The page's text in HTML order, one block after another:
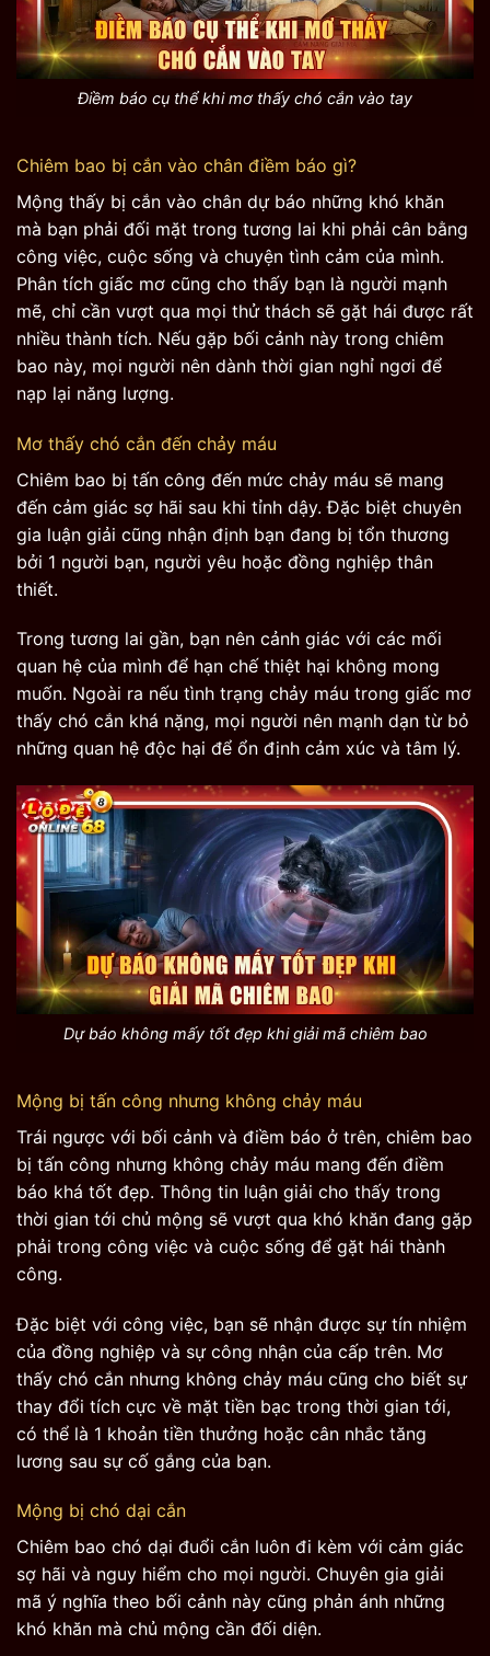
Điềm báo cụ thể khi mơ thấy chó cắn vào tay
Chiêm bao bị cắn vào chân điềm báo gì?
Mộng thấy bị cắn vào chân dự báo những khó khăn
mà bạn phải đối mặt trong tương lai khi phải cân bằng
công việc, cuộc sống và chuyện tình cảm của mình.
Phân tích giấc mơ cũng cho thấy bạn là người mạnh
mẽ, chỉ cần vượt qua mọi thử thách sẽ gặt hái được rất
nhiều thành tích. Nếu gặp bối cảnh này trong chiêm
bao này, mọi người nên dành thời gian nghỉ ngơi để
nạp lại năng lượng.
Mơ thấy chó cắn đến chảy máu
Chiêm bao bị tấn công đến mức chảy máu sẽ mang
đến cảm giác sợ hãi sau khi tỉnh dậy. Đặc biệt chuyên
gia luận giải cũng nhận định bạn đang bị tổn thương
bởi 1 người bạn, người yêu hoặc đồng nghiệp thân
thiết.
Trong tương lai gần, bạn nên cảnh giác với các mối
quan hệ của mình để hạn chế thiệt hại không mong
muốn. Ngoài ra nếu tình trạng chảy máu trong giấc mơ
thấy chó cắn khá nặng, mọi người nên mạnh dạn từ bỏ
những quan hệ độc hại để ổn định cảm xúc và tâm lý.
Dự báo không mấy tốt đẹp khi giải mã chiêm bao
Mộng bị tấn công nhưng không chảy máu
Trái ngược với bối cảnh và điềm báo ở trên, chiêm bao
bị tấn công nhưng không chảy máu mang đến điềm
báo khá tốt đẹp. Thông tin luận giải cho thấy trong
thời gian tới chủ mộng sẽ vượt qua khó khăn đang gặp
phải trong công việc và cuộc sống để gặt hái thành
công.
Đặc biệt với công việc, bạn sẽ nhận được sự tín nhiệm
của đồng nghiệp và sự công nhận của cấp trên. Mơ
thấy chó cắn nhưng không chảy máu cũng cho biết sự
thay đổi tích cực về mặt tiền bạc trong thời gian tới,
có thể là 1 khoản tiền thưởng hoặc cân nhắc tăng
lương sau sự cố gắng của bạn.
Mộng bị chó dại cắn
Chiêm bao chó dại đuổi cắn luôn đi kèm với cảm giác
sợ hãi và nguy hiểm cho mọi người. Chuyên gia giải
mã ý nghĩa theo bối cảnh này cũng phản ánh những
khó khăn mà chủ mộng cần đối diện.